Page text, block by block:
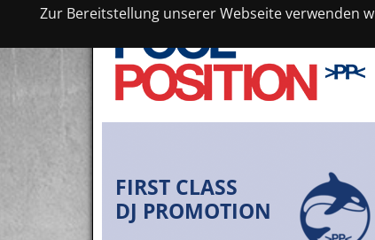
Zur Bereitstellung unserer Webseite verwenden
FIRST CLASS
DJ PROMOTION